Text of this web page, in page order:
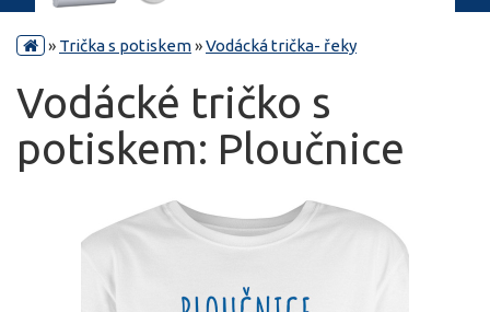
» Trička s potiskem»Vodácká trička- řeky
Vodácké tričko s
potiskem: Ploučnice